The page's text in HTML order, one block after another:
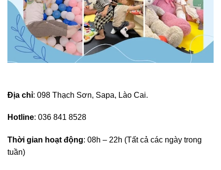
Địa chỉ: 098 Thạch Sơn, Sapa, Lào Cai.
Hotline: 036 841 8528
Thời gian hoạt động: 08h – 22h (Tất cả các ngày trong
tuần)